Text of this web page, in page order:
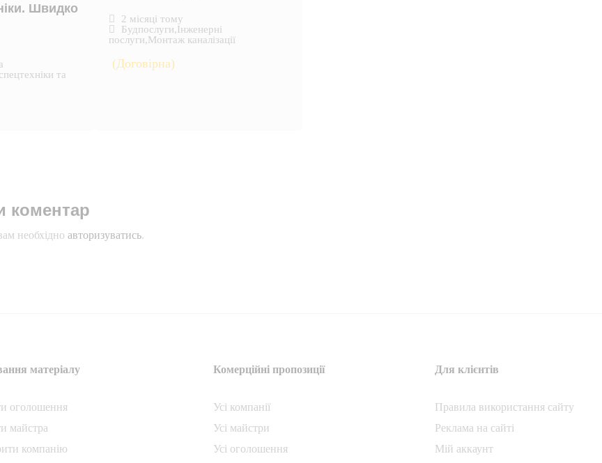
Швидко
та
2 місяці тому
Будпослуги,Інженерні
послуги,Монтаж каналізації
(Договірна)
коментар
необхідно авторизуватись.
матеріалу
oголошення
майстра
компанiю
Комерційні пропозиції
Усі компанії
Усі майстри
Усі оголошення
Для клієнтів
Правила використання сайту
Реклама на сайті
Мій аккаунт